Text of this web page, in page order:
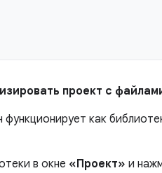
проект с
как
в окне «Проект» и